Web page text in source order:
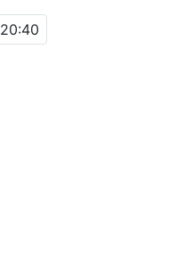
20:40